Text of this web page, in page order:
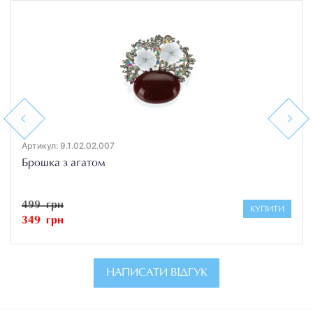
Previous
Артикул: 9.1.02.02.007
Брошка з агатом
499 грн
349 грн
КУПИТИ
Next
НАПИСАТИ ВІДГУК